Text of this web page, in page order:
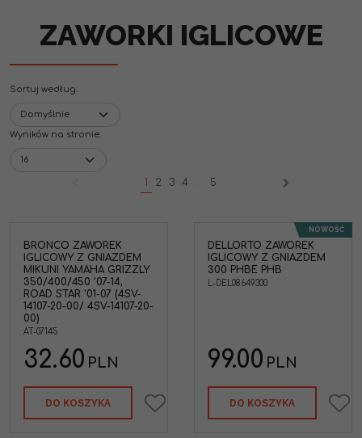
ZAWORKI IGLICOWE
Sortuj według:
Wyników na stronie:
1 2 3 4 5
BRONCO ZAWOREK
IGLICOWY Z GNIAZDEM
MIKUNI YAMAHA GRIZZLY
350/400/450 '07-14,
ROAD STAR '01-07 (4SV-
14107-20-00/ 4SV-14107-20-
00)
AT-07145
32.60 PLN
DO KOSZYKA
Dellorto L-DEL08649300
Zaworek iglicowy z
gniazdem i sprężynką
PHB PHBH PHBL VHSA
VHSB VHSH VHST
NOWOŚĆ
DELLORTO ZAWOREK
IGLICOWY Z GNIAZDEM
300 PHBE PHB
L-DEL08649300
99.00 PLN
DO KOSZYKA